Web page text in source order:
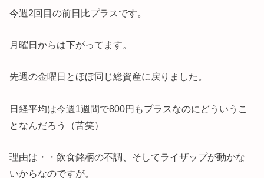
今週2回目の前日比プラスです。
月曜日からは下がってます。
先週の金曜日とほぼ同じ総資産に戻りました。
日経平均は今週1週間で800円もプラスなのにどういうこ
となんだろう（苦笑）
理由は・・飲食銘柄の不調、そしてライザップが動かな
いからなのですが。